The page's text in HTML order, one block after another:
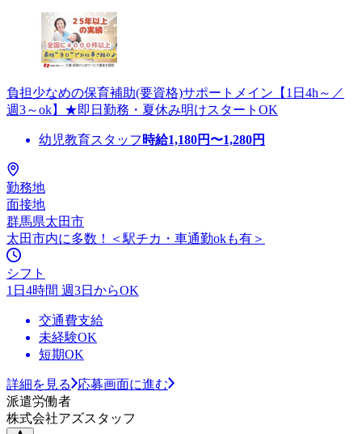
負担少なめの保育補助(要資格)サポートメイン【1日4h～／
週3～ok】★即日勤務・夏休み明けスタートOK
幼児教育スタッフ 時給1,180円〜1,280円
勤務地
面接地
群馬県太田市
太田市内に多数！＜駅チカ・車通勤okも有＞
シフト
1日4時間 週3日からOK
交通費支給
未経験OK
短期OK
詳細を見る
応募画面に進む
派遣労働者
株式会社アズスタッフ